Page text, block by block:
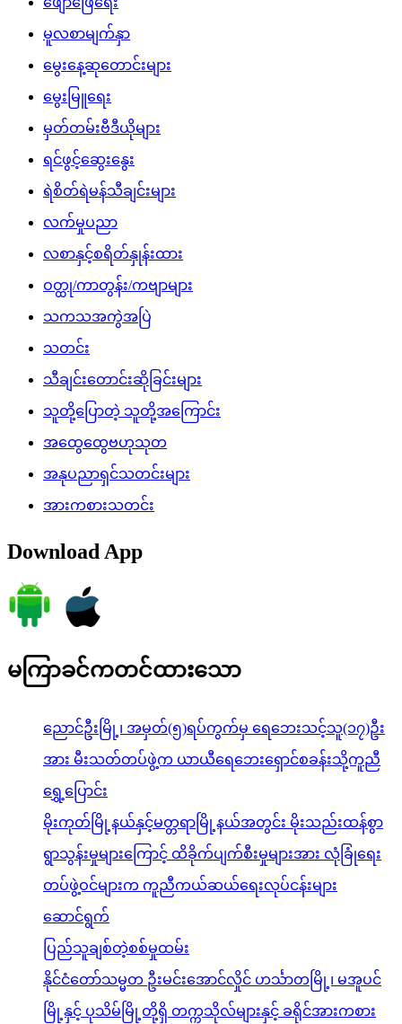
မူလစာမျက်နှာ
မွေးနေ့ဆုတောင်းများ
မွေးမြူရေး
မှတ်တမ်းဗီဒီယိုများ
ရင်ဖွင့်ဆွေးနွေး
ရဲစိတ်ရဲမန်သီချင်းများ
လက်မှုပညာ
လစာနှင့်စရိတ်နှုန်းထား
ဝတ္ထု/ကာတွန်း/ကဗျာများ
သကသအကွဲအပြဲ
သတင်း
သီချင်းတောင်းဆိုခြင်းများ
သူတို့ပြောတဲ့ သူတို့အကြောင်း
အထွေထွေဗဟုသုတ
အနုပညာရှင်သတင်းများ
အားကစားသတင်း
Download App
မကြာခင်ကတင်ထားသော
ညောင်ဦးမြို့၊ အမှတ်(၅)ရပ်ကွက်မှ ရေဘေးသင့်သူ(၁၇)ဦး
အား မီးသတ်တပ်ဖွဲ့က ယာယီရေဘေးရှောင်စခန်းသို့ကူညီ
ရွှေ့ပြောင်း
မိုးကုတ်မြို့နယ်နှင့်မတ္တရာမြို့နယ်အတွင်း မိုးသည်းထန်စွာ
ရွာသွန်းမှုများကြောင့် ထိခိုက်ပျက်စီးမှုများအား လုံခြုံရေး
တပ်ဖွဲ့ဝင်များက ကူညီကယ်ဆယ်ရေးလုပ်ငန်းများ
ဆောင်ရွက်
ပြည်သူချစ်တဲ့စစ်မှုထမ်း
နိုင်ငံတော်သမ္မတ ဦးမင်းအောင်လှိုင် ဟင်္သာတမြို့၊ မအူပင်
မြို့နှင့် ပုသိမ်မြို့တို့ရှိ တက္ကသိုလ်များနှင့် ခရိုင်အားကစား